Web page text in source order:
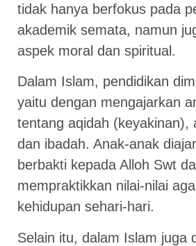
tidak hanya berfokus pada
akademik semata, namun
aspek moral dan spiritual.
Dalam Islam, pendidikan
yaitu dengan mengajarkan
tentang aqidah (keyakinan),
dan ibadah. Anak-anak
berbakti kepada Alloh Swt
mempraktikkan nilai-nilai
kehidupan sehari-hari.
Selain itu, dalam Islam juga